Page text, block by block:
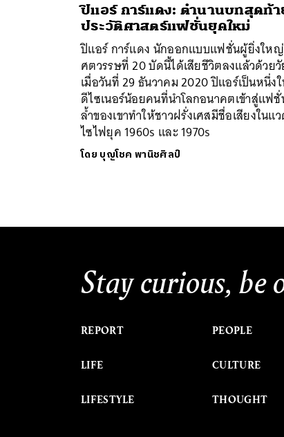
ปิแอร์ การ์แดง: ตำนานบทสุดท้า
ประวัติศาสตร์แฟชั่นยุคใหม่
ปิแอร์ การ์แดง นักออกแบบแฟชั่นผู้ยิ่งให
ศตวรรษที่ 20 บัดนี้ได้เสียชีวิตลงแล้วด้วย
เมื่อวันที่ 29 ธันวาคม 2020 ปิแอร์เป็นหนึ่ง
ดีไซเนอร์น้อยคนที่นำโลกอนาคตเข้าสู่แฟ
ล้ำของเขาทำให้ชาวฝรั่งเศสมีชื่อเสียงในแ
ไซไฟยุค 1960s และ 1970s
โดย บุญโชค พานิชศิลป์
Stay curious, be
REPORT
LIFE
LIFESTYLE
PEOPLE
CULTURE
THOUGHT